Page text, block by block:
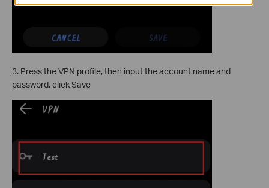
3. Press the VPN profile, then input the account name and
password, click Save